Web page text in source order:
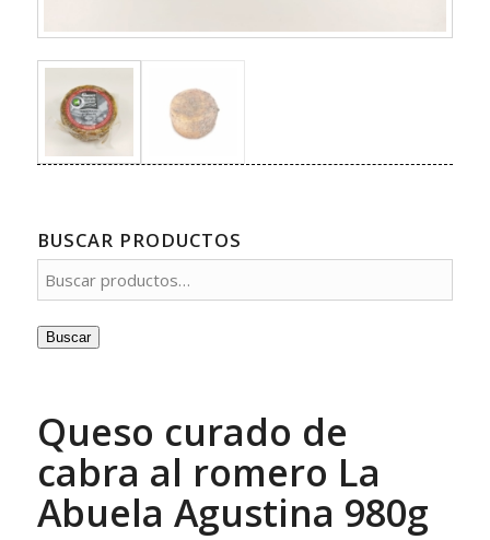
BUSCAR PRODUCTOS
Buscar
Queso curado de
cabra al romero La
Abuela Agustina 980g